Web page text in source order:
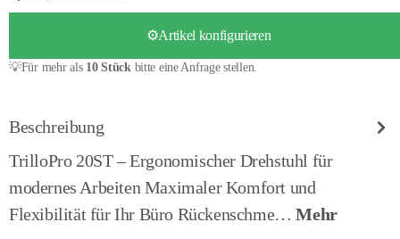
⚙️Artikel konfigurieren
💡Für mehr als 10 Stückbitte eine Anfrage stellen.
Beschreibung
TrilloPro 20ST – Ergonomischer Drehstuhl für
modernes Arbeiten Maximaler Komfort und
Flexibilität für Ihr Büro Rückenschme…Mehr